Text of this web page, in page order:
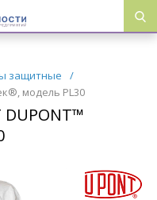
защитные
/
модель PL30